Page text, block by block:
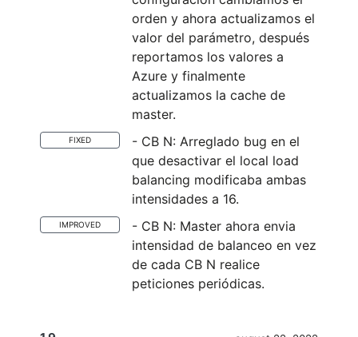
orden y ahora actualizamos el
valor del parámetro, después
reportamos los valores a
Azure y finalmente
actualizamos la cache de
master.
FIXED
- CB N: Arreglado bug en el
que desactivar el local load
balancing modificaba ambas
intensidades a 16.
IMPROVED
- CB N: Master ahora envia
intensidad de balanceo en vez
de cada CB N realice
peticiones periódicas.